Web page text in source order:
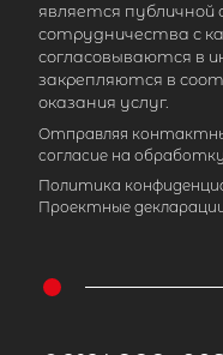
является публичной
сотрудничества с
согласовываются в
закрепляются в
оказания услуг.
Отправляя
согласие на
Политика
Проектные